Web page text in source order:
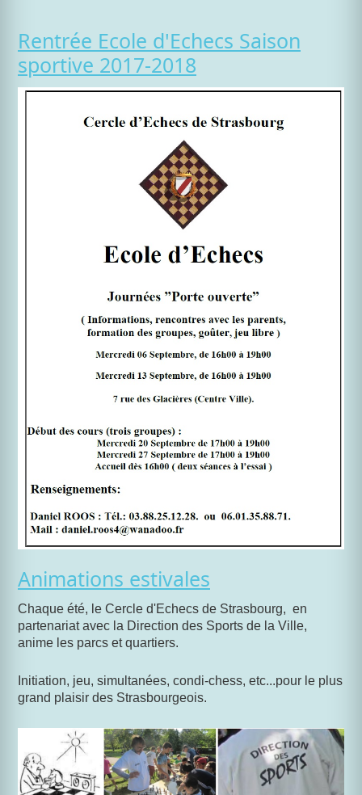
Rentrée Ecole d'Echecs Saison
sportive 2017-2018
Animations estivales
Chaque été, le Cercle d'Echecs de Strasbourg, en
partenariat avec la Direction des Sports de la Ville,
anime les parcs et quartiers.
Initiation, jeu, simultanées, condi-chess, etc...pour le plus
grand plaisir des Strasbourgeois.